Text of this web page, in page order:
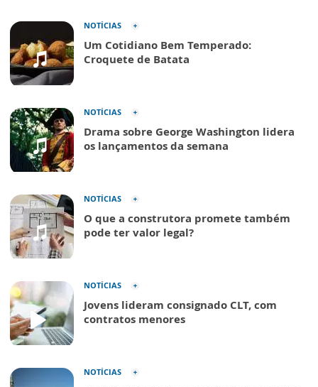
NOTÍCIAS
Um Cotidiano Bem Temperado:
Croquete de Batata
NOTÍCIAS
Drama sobre George Washington lidera
os lançamentos da semana
NOTÍCIAS
O que a construtora promete também
pode ter valor legal?
NOTÍCIAS
Jovens lideram consignado CLT, com
contratos menores
NOTÍCIAS